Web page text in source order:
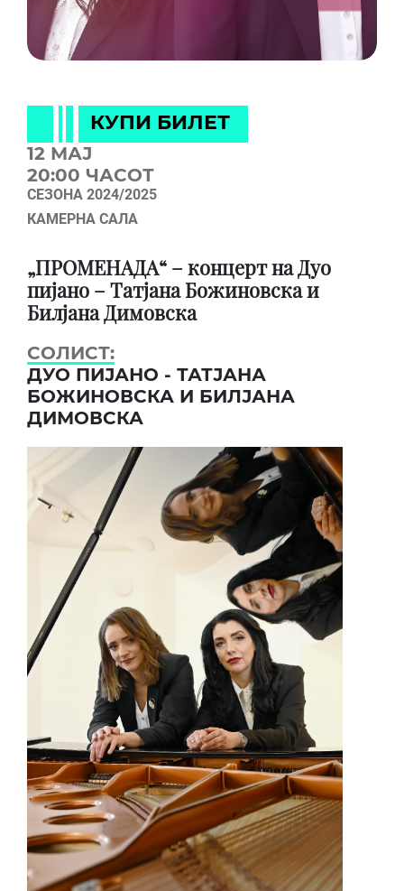
КУПИ БИЛЕТ
12 МАЈ
20:00 ЧАСОТ
СЕЗОНА 2024/2025
КАМЕРНА САЛА
„ПРОМЕНАДА“ – концерт на Дуо
пијано – Татјана Божиновска и
Билјана Димовска
СОЛИСТ:
ДУО ПИЈАНО - ТАТЈАНА
БОЖИНОВСКА И БИЛЈАНА
ДИМОВСКА